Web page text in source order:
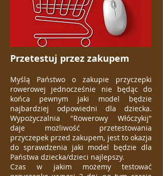
Przetestuj przez zakupem
Myślą Państwo o zakupie przyczepki
rowerowej jednocześnie nie będąc do
końca pewnym jaki model będzie
najbardziej odpowiedni dla dziecka.
Wypożyczalnia "Rowerowy Włóczykij"
daje możliwość przetestowania
przyczepek przed zakupem, jest to okazja
do sprawdzenia jaki model będzie dla
Państwa dziecka/dzieci najlepszy.
Czas w jakim możemy testować